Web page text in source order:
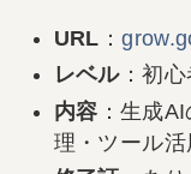
URL ：
レベル：初心
内容 ：生成
理・ツール